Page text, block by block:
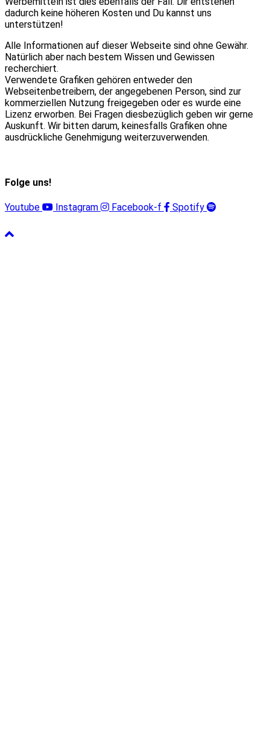
dadurch keine höheren Kosten und Du kannst uns
unterstützen!
Alle Informationen auf dieser Webseite sind ohne Gewähr.
Natürlich aber nach bestem Wissen und Gewissen
recherchiert.
Verwendete Grafiken gehören entweder den
Webseitenbetreibern, der angegebenen Person, sind zur
kommerziellen Nutzung freigegeben oder es wurde eine
Lizenz erworben. Bei Fragen diesbezüglich geben wir gerne
Auskunft. Wir bitten darum, keinesfalls Grafiken ohne
ausdrückliche Genehmigung weiterzuverwenden.
Folge uns!
Youtube Instagram Facebook-f Spotify